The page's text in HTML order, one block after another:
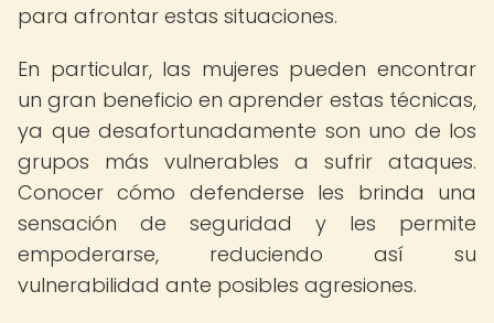
para afrontar estas situaciones.
En particular, las mujeres pueden encontrar
un gran beneficio en aprender estas técnicas,
ya que desafortunadamente son uno de los
grupos más vulnerables a sufrir ataques.
Conocer cómo defenderse les brinda una
sensación de seguridad y les permite
empoderarse, reduciendo así su
vulnerabilidad ante posibles agresiones.